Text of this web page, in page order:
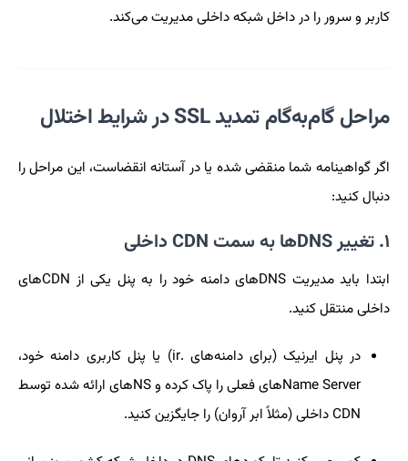
کاربر و سرور را در داخل شبکه داخلی مدیریت می‌کند.
مراحل گام‌به‌گام تمدید SSL در شرایط اختلال
اگر گواهینامه شما منقضی شده یا در آستانه انقضاست، این مراحل را
دنبال کنید:
۱. تغییر DNSها به سمت CDN داخلی
ابتدا باید مدیریت DNSهای دامنه خود را به پنل یکی از CDNهای
داخلی منتقل کنید.
در پنل ایرنیک (برای دامنه‌های .ir) یا پنل کاربری دامنه خود،
Name Serverهای فعلی را پاک کرده و NSهای ارائه شده توسط
CDN داخلی (مثلاً ابر آروان) را جایگزین کنید.